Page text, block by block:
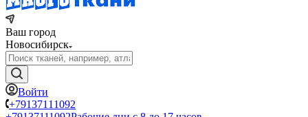
Ваш город
Новосибирск
Войти
+79137111092